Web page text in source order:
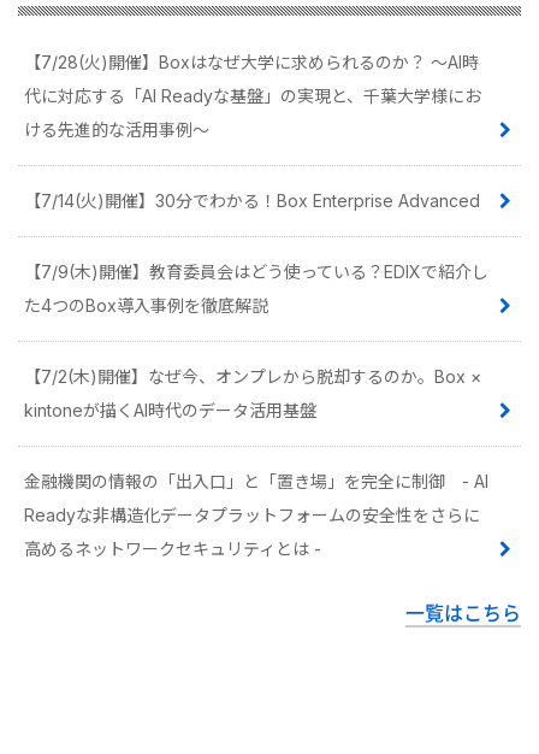
【7/28(火)開催】Boxはなぜ大学に求められるのか？ 〜AI時
代に対応する「AI Readyな基盤」の実現と、千葉大学様にお
ける先進的な活用事例〜
【7/14(火)開催】30分でわかる！Box Enterprise Advanced
【7/9(木)開催】教育委員会はどう使っている？EDIXで紹介し
た4つのBox導入事例を徹底解説
【7/2(木)開催】なぜ今、オンプレから脱却するのか。Box ×
kintoneが描くAI時代のデータ活用基盤
金融機関の情報の「出入口」と「置き場」を完全に制御 - AI
Readyな非構造化データプラットフォームの安全性をさらに
高めるネットワークセキュリティとは -
一覧はこちら